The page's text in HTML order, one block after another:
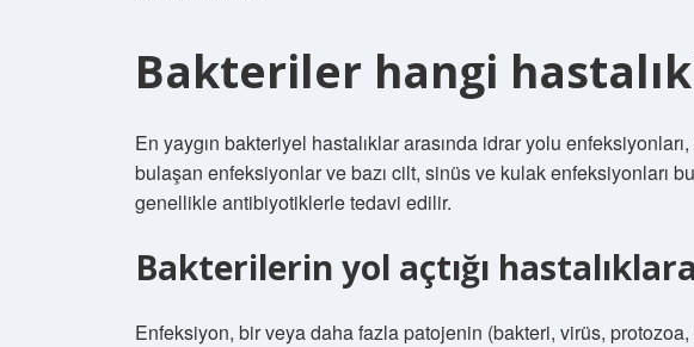
Bakteriler hangi
En yaygın bakteriyel hastalıklar arasında idrar yolu
bulaşan enfeksiyonlar ve bazı cilt, sinüs ve kulak enfeksiyonları
genellikle antibiyotiklerle tedavi edilir.
Bakterilerin yol açtığı
Enfeksiyon, bir veya daha fazla patojenin (bakteri, virüs,